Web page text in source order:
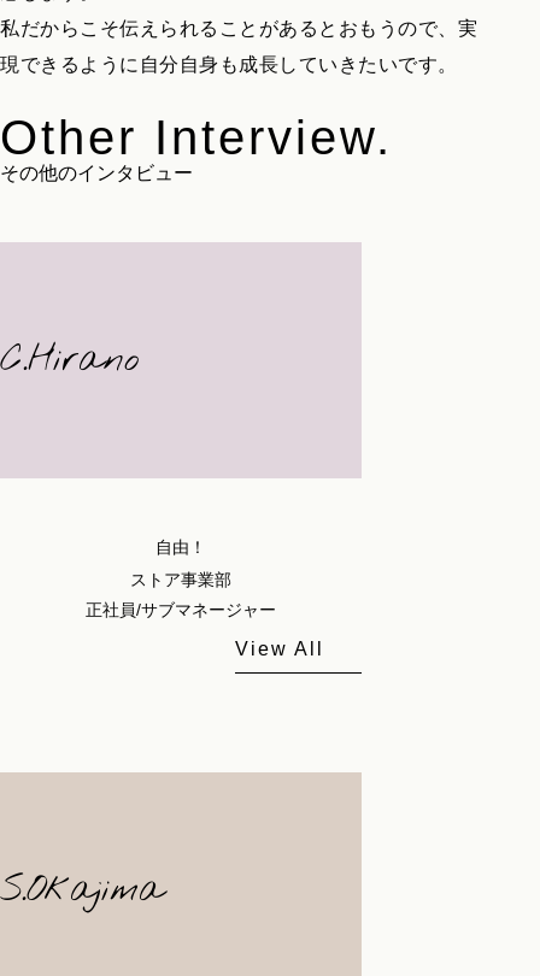
私だからこそ伝えられることがあるとおもうので、実
現できるように自分自身も成長していきたいです。
Other Interview.
その他のインタビュー
C.Hirano
自由！
ストア事業部
正社員/サブマネージャー
View All
S.Okajima